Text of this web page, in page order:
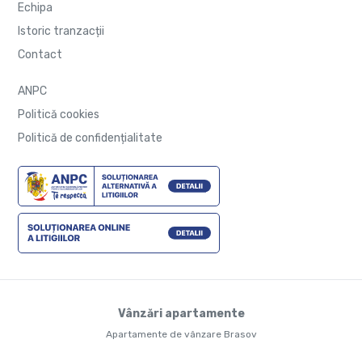
Echipa
Istoric tranzacții
Contact
ANPC
Politică cookies
Politică de confidențialitate
Vânzări apartamente
Apartamente de vânzare Brasov